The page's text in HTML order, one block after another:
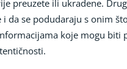
preuzete ili ukradene.
se podudaraju s onim
koje mogu biti